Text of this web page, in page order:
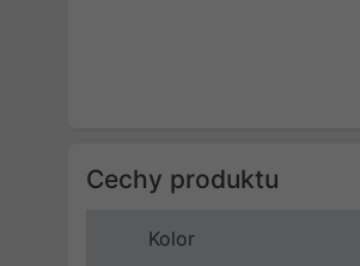
Cechy produktu
Kolor